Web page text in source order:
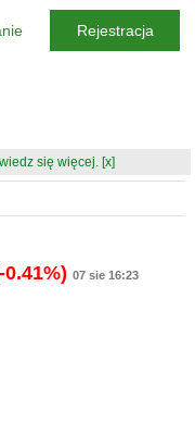
się więcej. [x]
0.41%) 07 sie 16:23
Rejestracja